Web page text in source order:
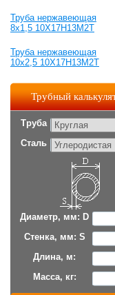
Труба нержавеющая
8х1,5 10Х17Н13М2Т
Труба нержавеющая
10х2,5 10Х17Н13М2Т
Трубный
Труба
Сталь
Диаметр, мм: D
Стенка, мм: S
Длина, м:
Масса, кг: